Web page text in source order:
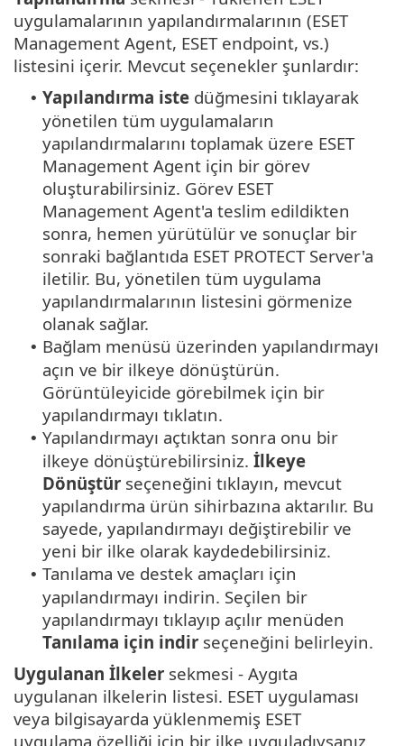
uygulamalarının yapılandırmalarının (ESET
Management Agent, ESET endpoint, vs.)
listesini içerir. Mevcut seçenekler şunlardır:
• Yapılandırma iste düğmesini tıklayarak
yönetilen tüm uygulamaların
yapılandırmalarını toplamak üzere ESET
Management Agent için bir görev
oluşturabilirsiniz. Görev ESET
Management Agent'a teslim edildikten
sonra, hemen yürütülür ve sonuçlar bir
sonraki bağlantıda ESET PROTECT Server'a
iletilir. Bu, yönetilen tüm uygulama
yapılandırmalarının listesini görmenize
olanak sağlar.
• Bağlam menüsü üzerinden yapılandırmayı
açın ve bir ilkeye dönüştürün.
Görüntüleyicide görebilmek için bir
yapılandırmayı tıklatın.
• Yapılandırmayı açtıktan sonra onu bir
ilkeye dönüştürebilirsiniz. İlkeye
Dönüştür seçeneğini tıklayın, mevcut
yapılandırma ürün sihirbazına aktarılır. Bu
sayede, yapılandırmayı değiştirebilir ve
yeni bir ilke olarak kaydedebilirsiniz.
• Tanılama ve destek amaçları için
yapılandırmayı indirin. Seçilen bir
yapılandırmayı tıklayıp açılır menüden
Tanılama için indir seçeneğini belirleyin.
Uygulanan İlkeler sekmesi - Aygıta
uygulanan ilkelerin listesi. ESET uygulaması
veya bilgisayarda yüklenmemiş ESET
uygulama özelliği için bir ilke uyguladıysanız